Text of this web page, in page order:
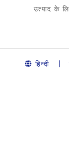
उत्पाद के
हिन्दी